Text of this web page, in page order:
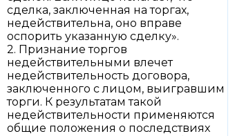
сделка, заключенная на торгах,
недействительна, оно вправе
оспорить указанную сделку».
2. Признание торгов
недействительными влечет
недействительность договора,
заключенного с лицом, выигравшим
торги. К результатам такой
недействительности применяются
общие положения о последствиях